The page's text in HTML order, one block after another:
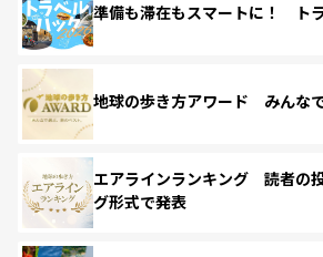
準備も滞在もスマートに！ ト
地球の歩き方アワード みんなで
エアラインランキング 読者の
グ形式で発表